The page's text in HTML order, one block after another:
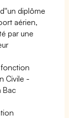
diplôme
aérien,
par une
fonction
Civile -
Bac